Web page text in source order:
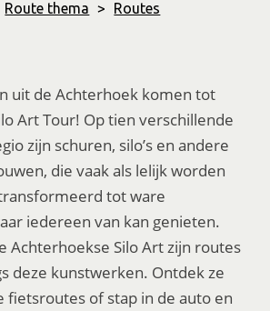
Route thema > Routes
uit de Achterhoek komen tot
Art Tour! Op tien verschillende
zijn schuren, silo’s en andere
die vaak als lelijk worden
tot ware
iedereen van kan genieten.
Achterhoekse Silo Art zijn routes
deze kunstwerken. Ontdek ze
fietsroutes of stap in de auto en